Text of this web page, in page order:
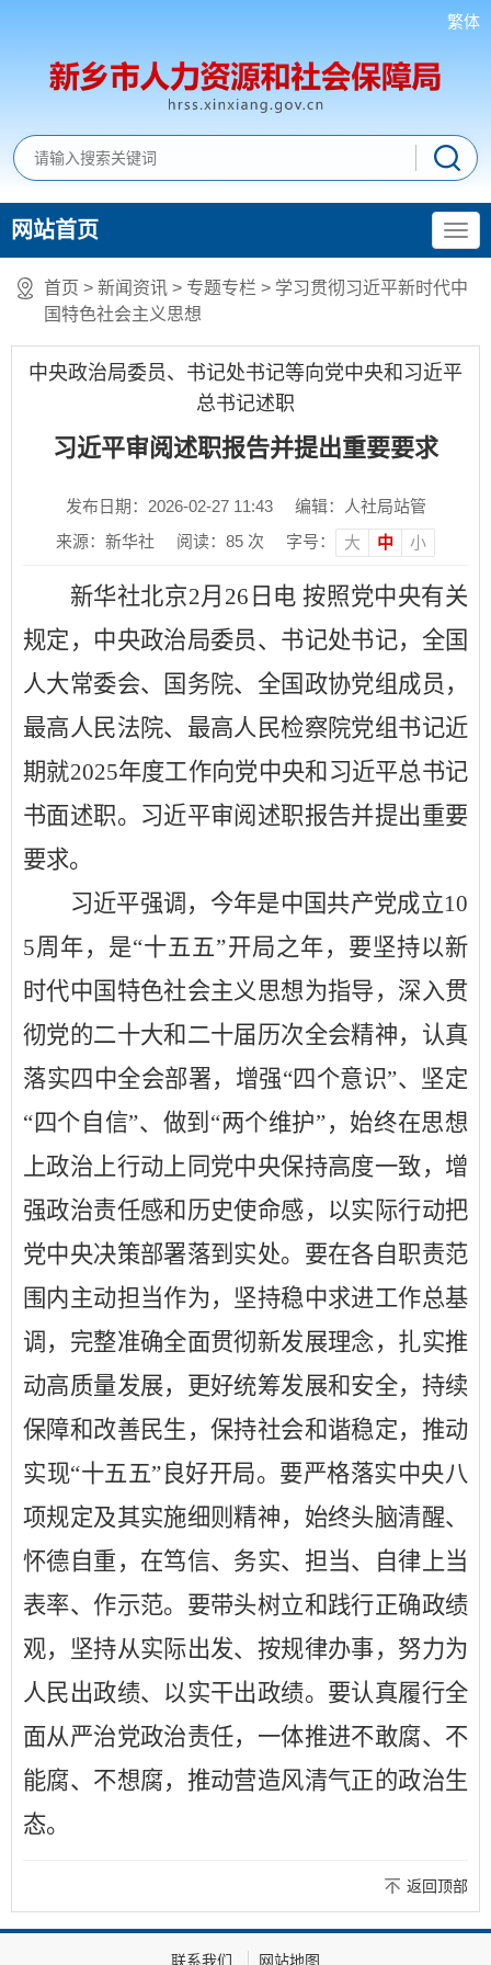
繁体
网站首页
首页 > 新闻资讯 > 专题专栏 > 学习贯彻习近平新时代中
国特色社会主义思想
中央政治局委员、书记处书记等向党中央和习近平
总书记述职
习近平审阅述职报告并提出重要要求
发布日期：2026-02-27 11:43
编辑：人社局站管
来源：新华社
阅读： 85 次 字号： 大 中 小
新华社北京2月26日电 按照党中央有关
规定，中央政治局委员、书记处书记，全国
人大常委会、国务院、全国政协党组成员，
最高人民法院、最高人民检察院党组书记近
期就2025年度工作向党中央和习近平总书记
书面述职。习近平审阅述职报告并提出重要
要求。
习近平强调，今年是中国共产党成立10
5周年，是“十五五”开局之年，要坚持以新
时代中国特色社会主义思想为指导，深入贯
彻党的二十大和二十届历次全会精神，认真
落实四中全会部署，增强“四个意识”、坚定
“四个自信”、做到 “两个维护”，始终在思想
上政治上行动上同党中央保持高度一致，增
强政治责任感和历史使命感，以实际行动把
党中央决策部署落到实处。要在各自职责范
围内主动担当作为，坚持稳中求进工作总基
调，完整准确全面贯彻新发展理念，扎实推
动高质量发展，更好统筹发展和安全，持续
保障和改善民生，保持社会和谐稳定，推动
实现“十五五” 良好开局。要严格落实中央八
项规定及其实施细则精神，始终头脑清醒、
怀德自重，在笃信、务实、担当、自律上当
表率、作示范。要带头树立和践行正确政绩
观，坚持从实际出发、按规律办事，努力为
人民出政绩、以实干出政绩。要认真履行全
面从严治党政治责任，一体推进不敢腐、不
能腐、不想腐，推动营造风清气正的政治生
态。
返回顶部
联系我们 网站地图